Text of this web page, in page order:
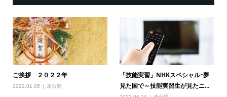
ご挨拶 ２０２２年
2022.01.05 未分類
「技能実習」NHKスペシャルｰ夢
見た国で～技能実習生が見たニ...